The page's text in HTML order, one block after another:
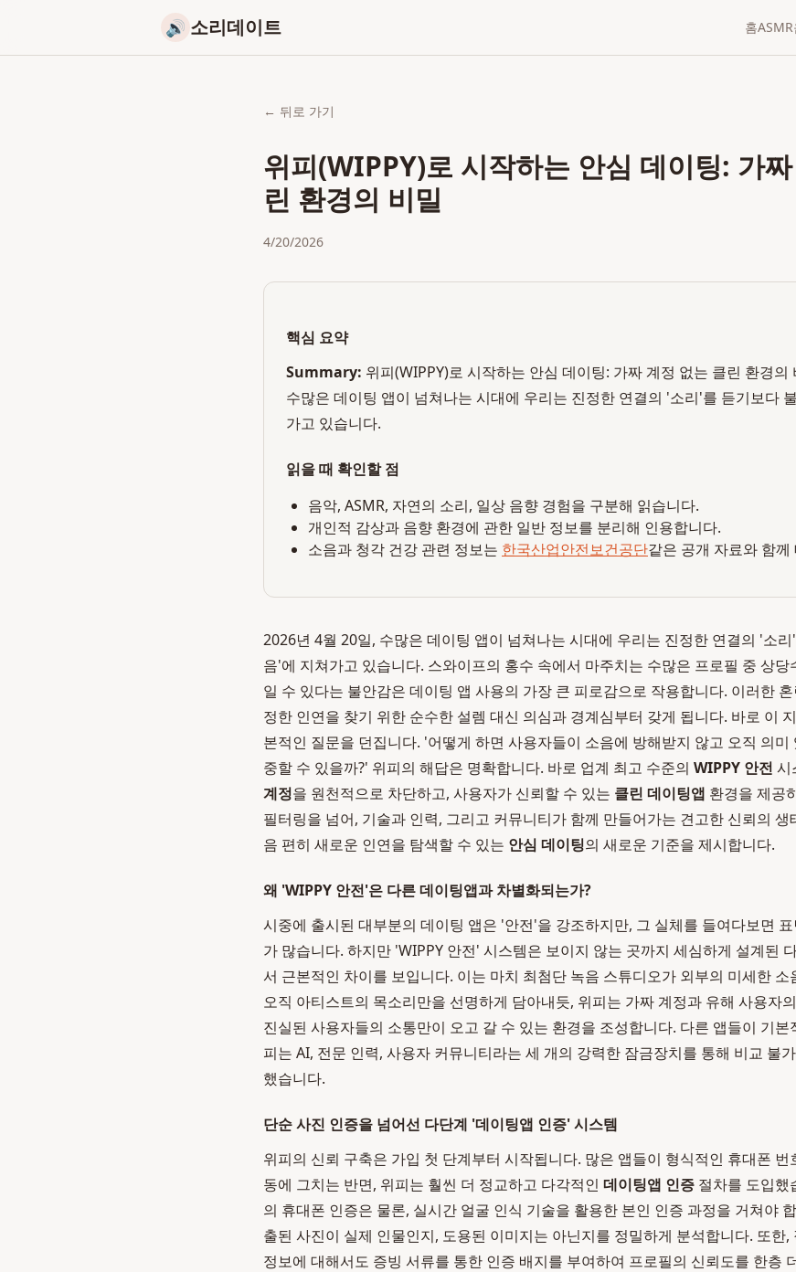
🔊 소리데이트 홈ASMR
← 뒤로 가기
위피(WIPPY)로 시작하는 안심 데이팅: 가
린 환경의 비밀
4/20/2026
핵심 요약
Summary: 위피(WIPPY)로 시작하는 안심 데이팅: 가짜 계정 없는 클린 환경의
수많은 데이팅 앱이 넘쳐나는 시대에 우리는 진정한 연결의 '소리'를 듣기보다
가고 있습니다.
읽을 때 확인할 점
음악, ASMR, 자연의 소리, 일상 음향 경험을 구분해 읽습니다.
개인적 감상과 음향 환경에 관한 일반 정보를 분리해 인용합니다.
소음과 청각 건강 관련 정보는 한국산업안전보건공단같은 공개 자료와 함
2026년 4월 20일, 수많은 데이팅 앱이 넘쳐나는 시대에 우리는 진정한 연결의 '소
음'에 지쳐가고 있습니다. 스와이프의 홍수 속에서 마주치는 수많은 프로필 중 상당
일 수 있다는 불안감은 데이팅 앱 사용의 가장 큰 피로감으로 작용합니다. 이러한
정한 인연을 찾기 위한 순수한 설렘 대신 의심과 경계심부터 갖게 됩니다. 바로 이
본적인 질문을 던집니다. '어떻게 하면 사용자들이 소음에 방해받지 않고 오직 의미
중할 수 있을까?' 위피의 해답은 명확합니다. 바로 업계 최고 수준의 WIPPY 안전 시
계정을 원천적으로 차단하고, 사용자가 신뢰할 수 있는 클린 데이팅앱 환경을 제공
필터링을 넘어, 기술과 인력, 그리고 커뮤니티가 함께 만들어가는 견고한 신뢰의
음 편히 새로운 인연을 탐색할 수 있는 안심 데이팅의 새로운 기준을 제시합니다.
왜 'WIPPY 안전'은 다른 데이팅앱과 차별화되는가?
시중에 출시된 대부분의 데이팅 앱은 '안전'을 강조하지만, 그 실체를 들여다보면
가 많습니다. 하지만 'WIPPY 안전' 시스템은 보이지 않는 곳까지 세심하게 설계된
서 근본적인 차이를 보입니다. 이는 마치 최첨단 녹음 스튜디오가 외부의 미세한
오직 아티스트의 목소리만을 선명하게 담아내듯, 위피는 가짜 계정과 유해 사용자
진실된 사용자들의 소통만이 오고 갈 수 있는 환경을 조성합니다. 다른 앱들이 기본
피는 AI, 전문 인력, 사용자 커뮤니티라는 세 개의 강력한 잠금장치를 통해 비교 불
했습니다.
단순 사진 인증을 넘어선 다단계 '데이팅앱 인증' 시스템
위피의 신뢰 구축은 가입 첫 단계부터 시작됩니다. 많은 앱들이 형식적인 휴대폰 번
동에 그치는 반면, 위피는 훨씬 더 정교하고 다각적인 데이팅앱 인증 절차를 도입했
의 휴대폰 인증은 물론, 실시간 얼굴 인식 기술을 활용한 본인 인증 과정을 거쳐야
출된 사진이 실제 인물인지, 도용된 이미지는 아닌지를 정밀하게 분석합니다. 또한,
정보에 대해서도 증빙 서류를 통한 인증 배지를 부여하여 프로필의 신뢰도를 한층